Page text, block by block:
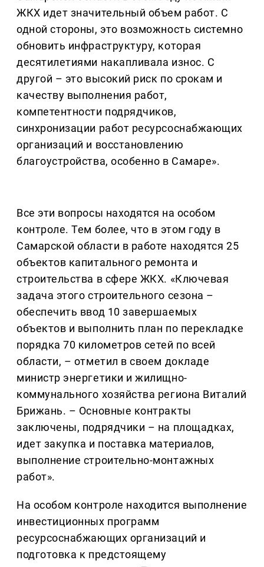
ЖКХ идет значительный объем работ. С
одной стороны, это возможность системно
обновить инфраструктуру, которая
десятилетиями накапливала износ. С
другой – это высокий риск по срокам и
качеству выполнения работ,
компетентности подрядчиков,
синхронизации работ ресурсоснабжающих
организаций и восстановлению
благоустройства, особенно в Самаре».
Все эти вопросы находятся на особом
контроле. Тем более, что в этом году в
Самарской области в работе находятся 25
объектов капитального ремонта и
строительства в сфере ЖКХ. «Ключевая
задача этого строительного сезона –
обеспечить ввод 10 завершаемых
объектов и выполнить план по перекладке
порядка 70 километров сетей по всей
области, – отметил в своем докладе
министр энергетики и жилищно-
коммунального хозяйства региона Виталий
Брижань. – Основные контракты
заключены, подрядчики – на площадках,
идет закупка и поставка материалов,
выполнение строительно-монтажных
работ».
На особом контроле находится выполнение
инвестиционных программ
ресурсоснабжающих организаций и
подготовка к предстоящему